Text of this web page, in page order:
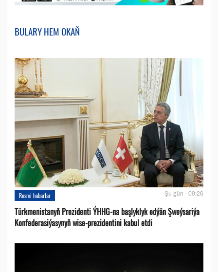
BULARY HEM OKAŇ
Resmi habarlar Şu gün - 09:26
Türkmenistanyň Prezidenti ÝHHG-na başlyklyk edýän Şweýsariýa
Konfederasiýasynyň wise-prezidentini kabul etdi